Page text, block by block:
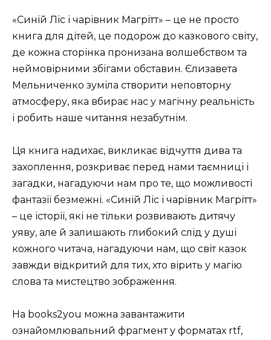
«Синій Ліс і чарівник Магрітт» – це не просто
книга для дітей, це подорож до казкового світу,
де кожна сторінка пронизана волшебством та
неймовірними збігами обставин. Єлизавета
Мельниченко зуміла створити неповторну
атмосферу, яка вбирає нас у магічну реальність
і робить наше читання незабутнім.
Ця книга надихає, викликає відчуття дива та
захоплення, розкриває перед нами таємниці і
загадки, нагадуючи нам про те, що можливості
фантазії безмежні. «Синій Ліс і чарівник Магрітт»
– це історії, які не тільки розвивають дитячу
уяву, але й залишають глибокий слід у душі
кожного читача, нагадуючи нам, що світ казок
завжди відкритий для тих, хто вірить у магію
слова та мистецтво зображення.
На books2you можна завантажити
ознайомлювальний фрагмент у форматах rtf,